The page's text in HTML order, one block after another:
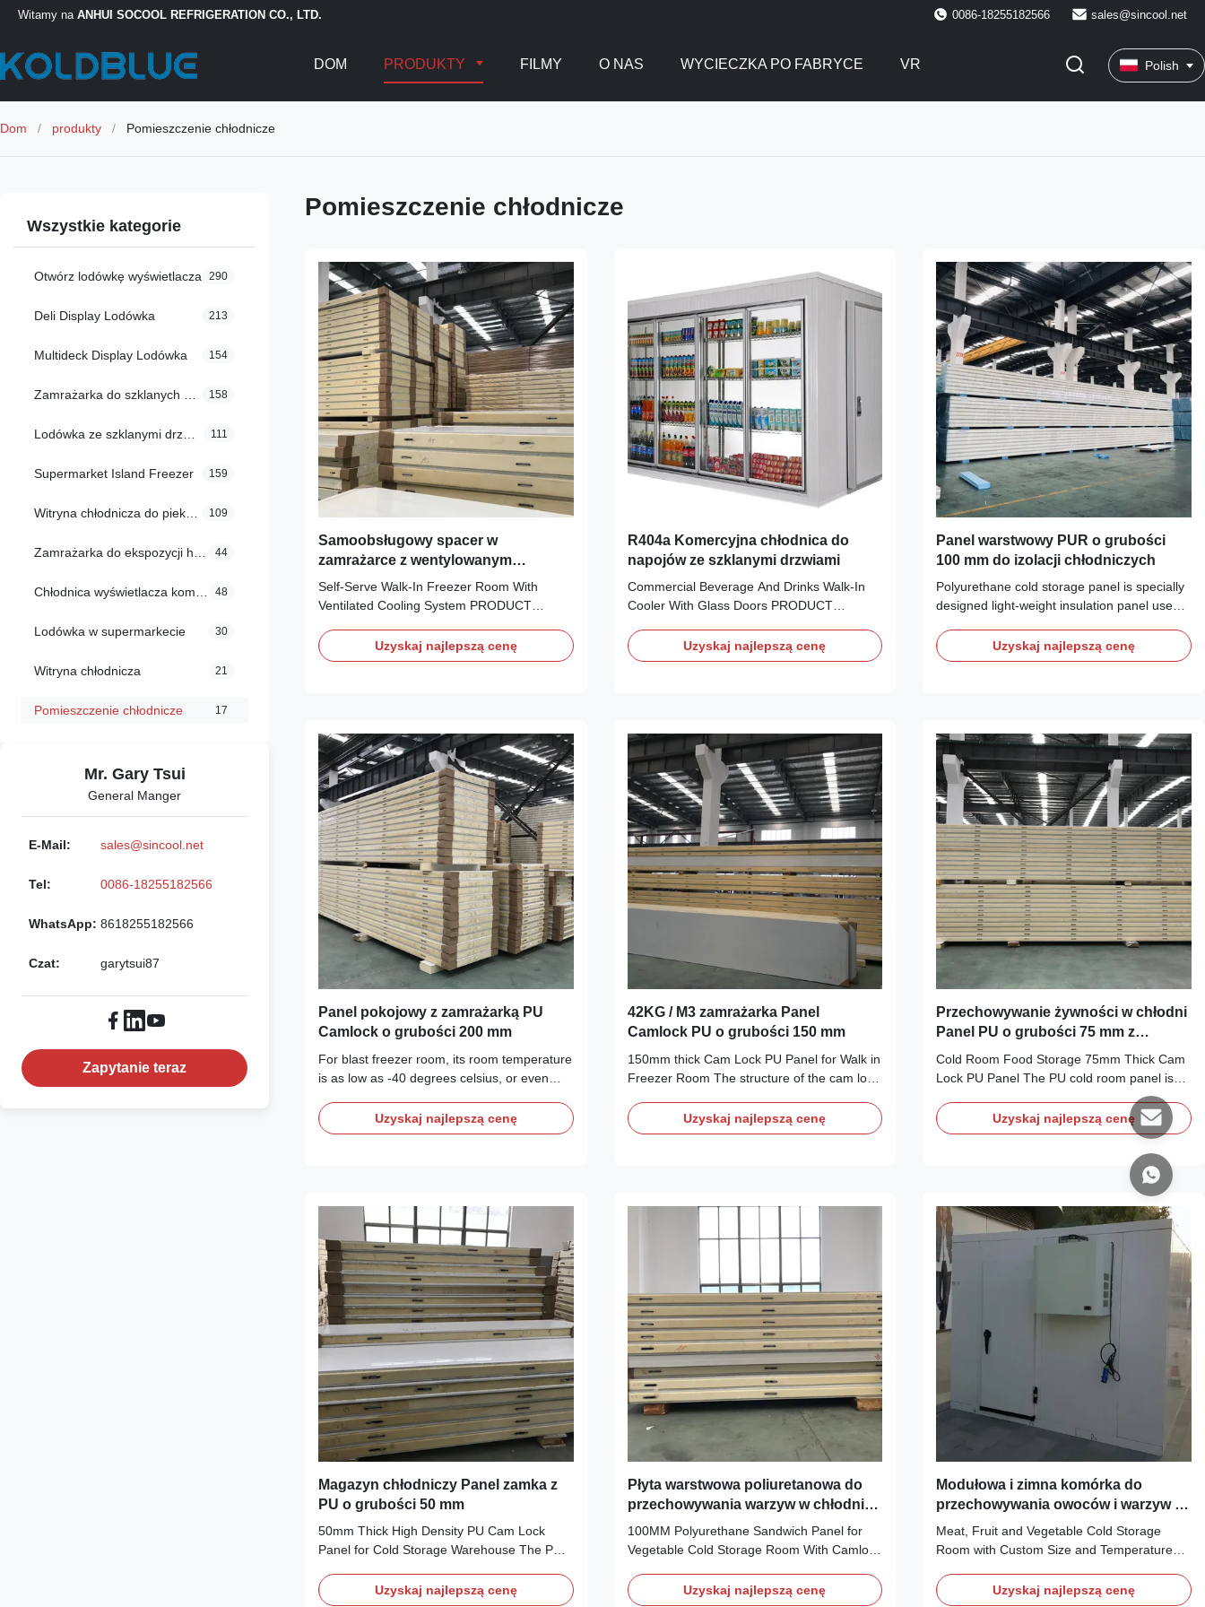
Witamy na ANHUI SOCOOL REFRIGERATION CO., LTD. 0086-18255182566 sales@sincool.net
DOM PRODUKTY FILMY O NAS WYCIECZKA PO FABRYCE VR Polish
Dom / produkty / Pomieszczenie chłodnicze
Wszystkie kategorie
Otwórz lodówkę wyświetlacza 290
Deli Display Lodówka 213
Multideck Display Lodówka 154
158
111
Supermarket Island Freezer 159
109
44
48
Lodówka w supermarkecie 30
Witryna chłodnicza 21
Pomieszczenie chłodnicze 17
Mr. Gary Tsui
General Manger
E-Mail: sales@sincool.net
Tel: 0086-18255182566
WhatsApp: 8618255182566
Czat: garytsui87
Zapytanie teraz
Pomieszczenie chłodnicze
Samoobsługowy spacer w
zamrażarce z wentylowanym
systemem chłodzenia
Self-Serve Walk-In Freezer Room With
Ventilated Cooling System PRODUCT
with glass doors is the ideal refrigeration for
the display of beverage, drinks, dairy
Uzyskaj najlepszą cenę
R404a Komercyjna chłodnica do
napojów ze szklanymi drzwiami
Commercial Beverage And Drinks Walk-In
Cooler With Glass Doors PRODUCT
glass doors is the ideal refrigeration for the
display of beverage, drinks, dairy products in
Uzyskaj najlepszą cenę
Panel warstwowy PUR o grubości
100 mm do izolacji chłodniczych
Polyurethane cold storage panel is specially
designed light-weight insulation panel used
chamber. Using the good insulation material
polyurethane as core material, color steel
Uzyskaj najlepszą cenę
Panel pokojowy z zamrażarką PU
Camlock o grubości 200 mm
For blast freezer room, its room temperature
is as low as -40 degrees celsius, or even
to build a blast freezer room. PU cold
storage room panel is a kind of board used
Uzyskaj najlepszą cenę
42KG / M3 zamrażarka Panel
Camlock PU o grubości 150 mm
150mm thick Cam Lock PU Panel for Walk in
Freezer Room The structure of the cam lock
sandwich panel made with traditional molds,
convenient for assemble, and generally
Uzyskaj najlepszą cenę
Przechowywanie żywności w chłodni
Panel PU o grubości 75 mm z
blokadą krzywkową
Cold Room Food Storage 75mm Thick Cam
Lock PU Panel The PU cold room panel is
composed of PPGI and rigid polyurethane
foam in the middle. The polyurethane cold
room panel has several outstanding
advantages, such as thermal insulation,
waterproof, light weight and fast installation.
Uzyskaj najlepszą cenę
Magazyn chłodniczy Panel zamka z
PU o grubości 50 mm
50mm Thick High Density PU Cam Lock
Panel for Cold Storage Warehouse The PU
rigid polyurethane foam in the middle. The
Uzyskaj najlepszą cenę
Płyta warstwowa poliuretanowa do
przechowywania warzyw w chłodni
100 mm
100MM Polyurethane Sandwich Panel for
Vegetable Cold Storage Room With Camlock
with surface option of color-coated steel
Uzyskaj najlepszą cenę
Modułowa i zimna komórka do
przechowywania owoców i warzyw o
niestandardowych rozmiarach i
temperaturze
Meat, Fruit and Vegetable Cold Storage
Room with Custom Size and Temperature
large quantities of food at a safe holding
Uzyskaj najlepszą cenę